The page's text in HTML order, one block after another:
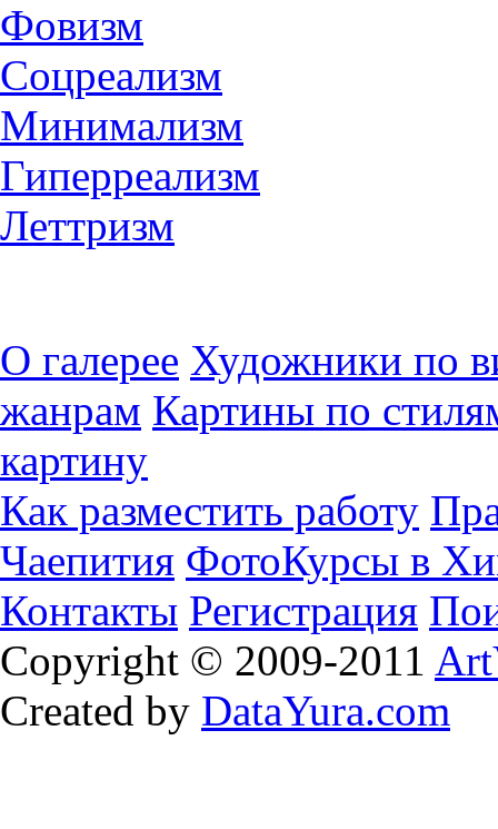
Фовизм
Соцреализм
Минимализм
Гиперреализм
Леттризм
О галерее Художники по
жанрам Картины по
картину
Как разместить работу
Чаепития ФотоКурсы в
Контакты Регистрация
Copyright © 2009-2011
Created by DataYura.com